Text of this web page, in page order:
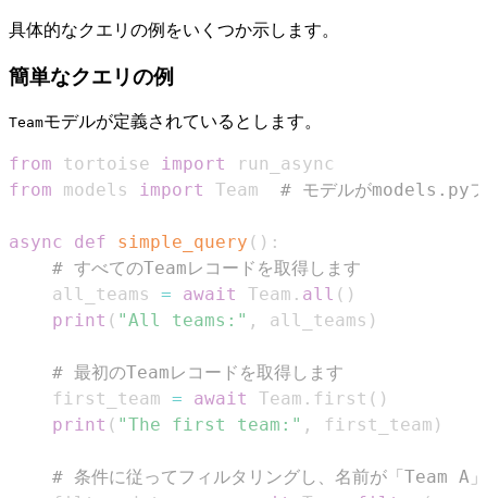
具体的なクエリの例をいくつか示します。
簡単なクエリの例
Teamモデルが定義されているとします。
from tortoise import
from models import Team # モデルがmodels.pyフ
async def simple_query ( ) :
# すべてのTeamレコードを取得します
    all_teams
= await Team . all ( )
print ( "All teams:" , all_teams )
# 最初のTeamレコードを取得します
    first_team
= await Team . first ( )
print ( "The first team:" , first_team )
# 条件に従ってフィルタリングし、名前が「Team A